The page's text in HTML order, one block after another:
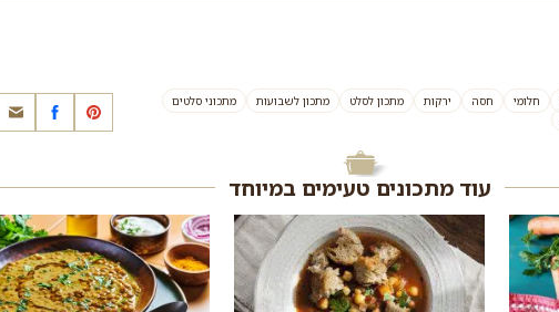
חלומי חסה ירקות מתכון לסלט מתכון לשבועות
מתכוני סלטים
עוד מתכונים טעימים במיוחד